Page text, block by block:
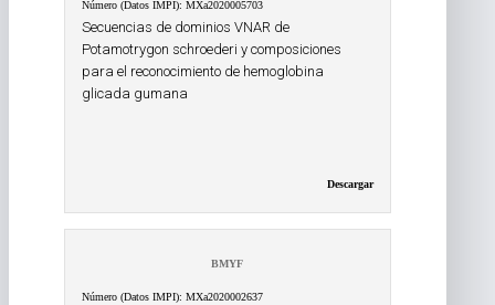
Número (Datos IMPI): MXa2020005703
Secuencias de dominios VNAR de
Potamotrygon schroederi y composiciones
para el reconocimiento de hemoglobina
glicada gumana
Descargar
BMYF
Número (Datos IMPI): MXa2020002637